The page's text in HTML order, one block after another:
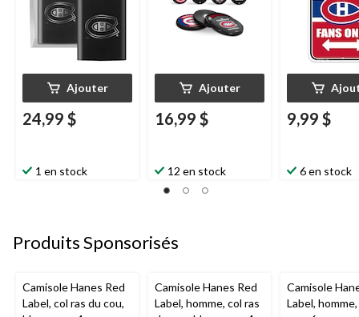
Ajouter
24,99 $
1 en stock
Ajouter
16,99 $
12 en stock
9,99 $
6 en stock
Produits Sponsorisés
Camisole Hanes Red
Label, col ras du cou,
Camisole Hanes Red
Label, homme, col ras
Camisole
Label,